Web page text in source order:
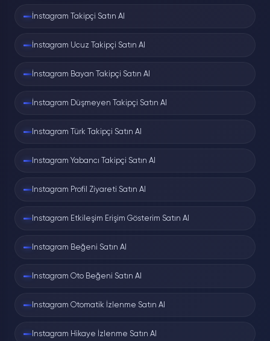
İnstagram Takipçi Satın Al
İnstagram Ucuz Takipçi Satın Al
İnstagram Bayan Takipçi Satın Al
İnstagram Düşmeyen Takipçi Satın Al
Instagram Türk Takipçi Satın Al
Instagram Yabancı Takipçi Satın Al
Instagram Profil Ziyareti Satın Al
Instagram Etkileşim Erişim Gösterim Satın Al
Instagram Beğeni Satın Al
Instagram Oto Beğeni Satın Al
Instagram Otomatik İzlenme Satın Al
Instagram Hikaye İzlenme Satın Al